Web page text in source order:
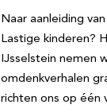
Naar aanleiding
Lastige kinderen?
IJsselstein nemen
omdenkverhalen
richten ons op één